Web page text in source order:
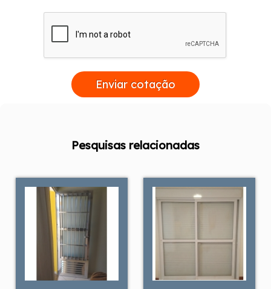
Enviar cotação
Pesquisas relacionadas